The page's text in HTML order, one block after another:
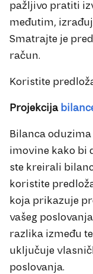
pažljivo pratiti
međutim,
Smatrajte je
račun.
Koristite
Projekcija
Bilanca oduzima
imovine kako bi
ste kreirali
koristite
koja prikazuje
vašeg
razlika između
uključuje
poslovanja.